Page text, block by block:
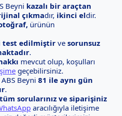
Beyni kazalı bir araçtan
çıkmadır, ikinci eldir.
ürünün
test edilmiştir ve sorunsuz
.
mevcut olup, koşulları
geçebilirsiniz.
Beyni 81 ile aynı gün
.
tüm sorularınız ve siparişiniz
aracılığıyla iletişime